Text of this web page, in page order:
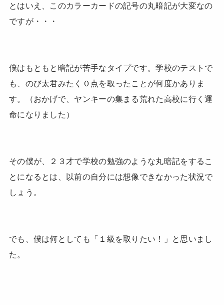
とはいえ、このカラーカードの記号の丸暗記が大変なの
ですが・・・
僕はもともと暗記が苦手なタイプです。学校のテストで
も、のび太君みたく０点を取ったことが何度かありま
す。（おかげで、ヤンキーの集まる荒れた高校に行く運
命になりました）
その僕が、２３才で学校の勉強のような丸暗記をするこ
とになるとは、以前の自分には想像できなかった状況で
しょう。
でも、僕は何としても「１級を取りたい！」と思いまし
た。